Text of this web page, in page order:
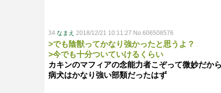
34 なまえ 2018/12/21 10:11:27 No.606508576
>でも陰獣ってかなり強かったと思うよ？
>今でも十分ついていけるくらい
カキンのマフィアの念能力者こぞって微妙だか
病犬はかなり強い部類だったはず